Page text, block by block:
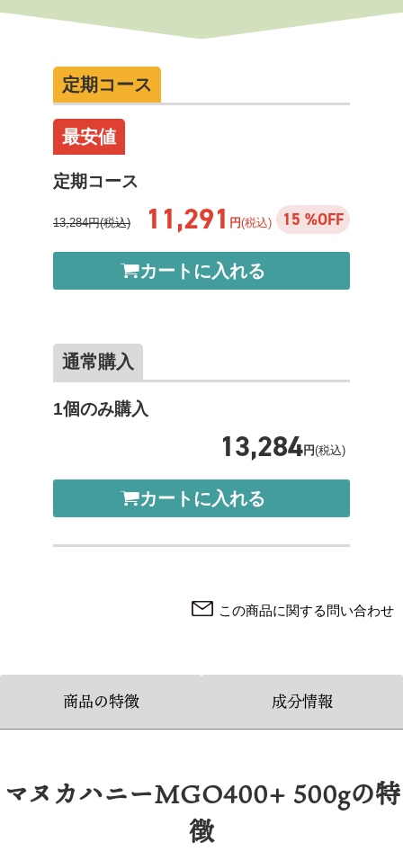
定期コース
最安値
定期コース
13,284円(税込) 11,291 円(税込) 15 %OFF
カートに入れる
通常購入
1個のみ購入
13,284円(税込)
カートに入れる
この商品に関する問い合わせ
商品の特徴 成分情報
マヌカハニーMGO400+ 500gの特
徴